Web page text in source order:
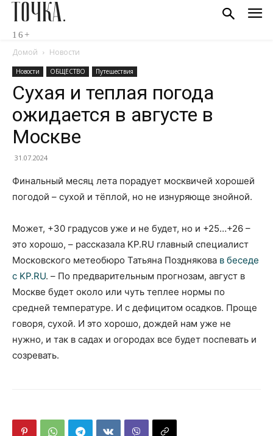
ТОЧКА.
16+
Домой Новости
Новости ОБЩЕСТВО Путешествия
Сухая и теплая погода
ожидается в августе в
Москве
31.07.2024
Финальный месяц лета порадует москвичей хорошей
погодой – сухой и тёплой, но не изнуряюще знойной.
Может, +30 градусов уже и не будет, но и +25…+26 –
это хорошо, – рассказала KP.RU главный специалист
Московского метеобюро Татьяна Позднякова в беседе
с KP.RU. – По предварительным прогнозам, август в
Москве будет около или чуть теплее нормы по
средней температуре. И с дефицитом осадков. Проще
говоря, сухой. И это хорошо, дождей нам уже не
нужно, и так в садах и огородах все будет поспевать и
созревать.